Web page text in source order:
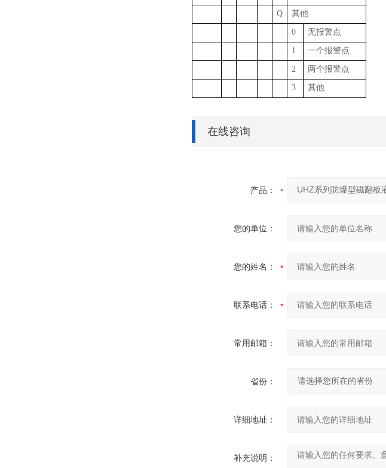
Q 其他
0 无报警点
1 一个报警点
2 两个报警点
3 其他
在线咨询
产品：
您的单位：
您的姓名：
联系电话：
常用邮箱：
省份：
详细地址：
补充说明：